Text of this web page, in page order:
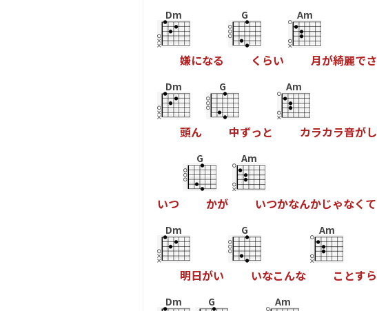
Dm
嫌になる
G
く らい
Am
月が綺麗でさ
Dm
頭ん
G
中ずっ と
Am
カラカラ音がし
いつ
G
かが
Am
いつかなんかじゃなく て
Dm
明日がい
G
いなこんな
Am
こ とすら
Dm G Am